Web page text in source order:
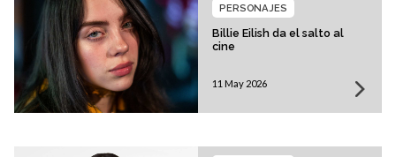
Billie Eilish da el salto al
cine
PERSONAJES
11 May 2026